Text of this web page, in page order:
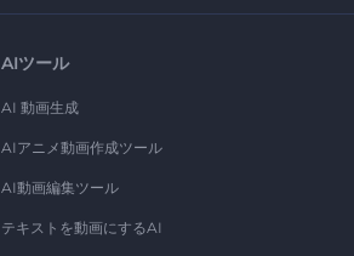
AIツール
AI 動画生成
AIアニメ動画作成ツール
AI動画編集ツール
テキストを動画にするAI